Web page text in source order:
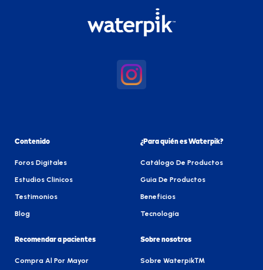
Contenido
Foros Digitales
Estudios Clinicos
Testimonios
Blog
¿Para quién es Waterpik?
Catálogo De Productos
Guia De Productos
Beneficios
Tecnología
Recomendar a pacientes
Compra Al Por Mayor
Sobre nosotros
Sobre Waterpik™